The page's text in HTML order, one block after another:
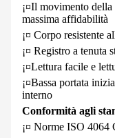
¡¤Il movimento della
massima affidabilità
¡¤ Corpo resistente
¡¤ Registro a tenuta
¡¤Lettura facile e
¡¤Bassa portata
interno
Conformità agli
¡¤ Norme ISO 4064